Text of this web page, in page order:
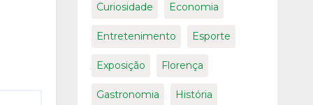
Curiosidade Economia
Entretenimento Esporte
Exposição Florença
Gastronomia História